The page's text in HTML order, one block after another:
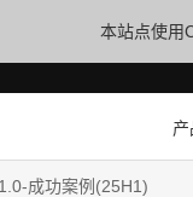
本站点使用
成功案例(25H1)